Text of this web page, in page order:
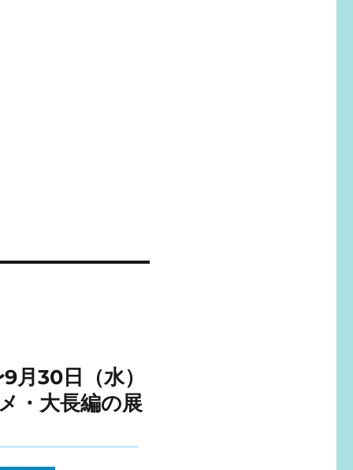
30日（水）
・大長編の展